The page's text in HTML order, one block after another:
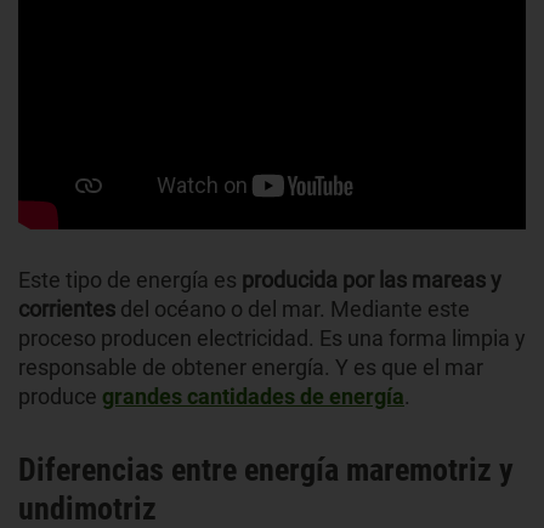
Este tipo de energía es producida por las mareas y
corrientes del océano o del mar. Mediante este
proceso producen electricidad. Es una forma limpia y
responsable de obtener energía. Y es que el mar
produce grandes cantidades de energía.
Diferencias entre energía maremotriz y
undimotriz